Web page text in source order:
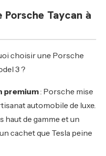
Taycan à
choisir une Porsche
3 ?
premium: Porsche mise
automobile de luxe.
haut de gamme et un
cachet que Tesla peine